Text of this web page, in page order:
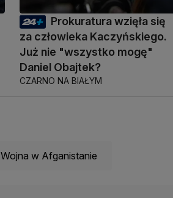
Prokuratura wzięła się
za człowieka Kaczyńskiego.
Już nie "wszystko mogę"
Daniel Obajtek?
CZARNO NA BIAŁYM
Wojna w Afganistanie